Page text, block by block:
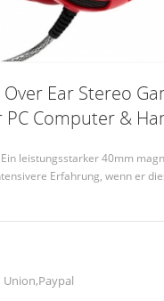
Ear Stereo
Computer &
Ein leistungsstarker 40mm
Erfahrung, wenn er
Union,Paypal